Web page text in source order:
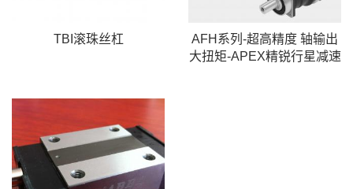
TBI滚珠丝杠
AFH系列-超高精度 轴输出
大扭矩-APEX精锐行星减速